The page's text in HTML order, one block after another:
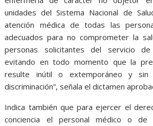
unidades del Sistema Nacional de
atención médica de todas las
adecuados para no comprometer la
personas solicitantes del servicio de
evitando en todo momento que la
resulte inútil o extemporáneo y sin
discriminación”, señala el dictamen
Indica también que para ejercer el
conciencia el personal médico o de